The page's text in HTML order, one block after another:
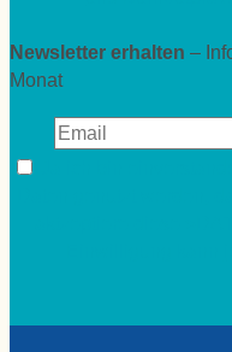
Newsletter erhalten –
Monat